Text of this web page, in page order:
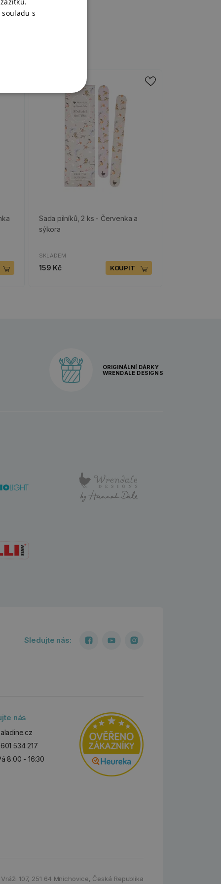
Sada pilníků, 2 ks - Červenka a
sýkora
SKLADEM
159 Kč KOUPIT
ORIGINÁLNÍ DÁRKY
WRENDALE DESIGNS
Sledujte nás:
nás
534 217
8:00 - 16:30
Vráži 107, 251 64 Mnichovice, Česká Republika
souladu s